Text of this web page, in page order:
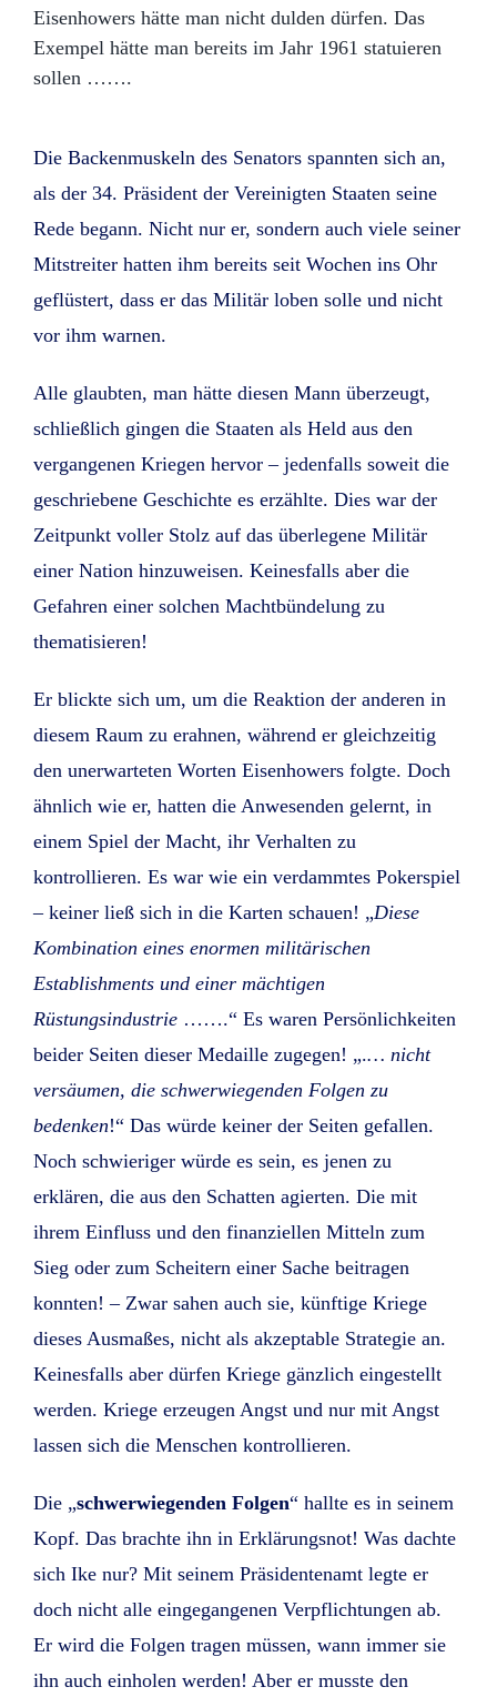
Eisenhowers hätte man nicht dulden dürfen. Das
Exempel hätte man bereits im Jahr 1961 statuieren
sollen …….
Die Backenmuskeln des Senators spannten sich an,
als der 34. Präsident der Vereinigten Staaten seine
Rede begann. Nicht nur er, sondern auch viele seiner
Mitstreiter hatten ihm bereits seit Wochen ins Ohr
geflüstert, dass er das Militär loben solle und nicht
vor ihm warnen.
Alle glaubten, man hätte diesen Mann überzeugt,
schließlich gingen die Staaten als Held aus den
vergangenen Kriegen hervor – jedenfalls soweit die
geschriebene Geschichte es erzählte. Dies war der
Zeitpunkt voller Stolz auf das überlegene Militär
einer Nation hinzuweisen. Keinesfalls aber die
Gefahren einer solchen Machtbündelung zu
thematisieren!
Er blickte sich um, um die Reaktion der anderen in
diesem Raum zu erahnen, während er gleichzeitig
den unerwarteten Worten Eisenhowers folgte. Doch
ähnlich wie er, hatten die Anwesenden gelernt, in
einem Spiel der Macht, ihr Verhalten zu
kontrollieren. Es war wie ein verdammtes Pokerspiel
– keiner ließ sich in die Karten schauen! „Diese
Kombination eines enormen militärischen
Establishments und einer mächtigen
Rüstungsindustrie…….“ Es waren Persönlichkeiten
beider Seiten dieser Medaille zugegen! „.… nicht
versäumen, die schwerwiegenden Folgen zu
bedenken!“ Das würde keiner der Seiten gefallen.
Noch schwieriger würde es sein, es jenen zu
erklären, die aus den Schatten agierten. Die mit
ihrem Einfluss und den finanziellen Mitteln zum
Sieg oder zum Scheitern einer Sache beitragen
konnten! – Zwar sahen auch sie, künftige Kriege
dieses Ausmaßes, nicht als akzeptable Strategie an.
Keinesfalls aber dürfen Kriege gänzlich eingestellt
werden. Kriege erzeugen Angst und nur mit Angst
lassen sich die Menschen kontrollieren.
Die „schwerwiegenden Folgen“ hallte es in seinem
Kopf. Das brachte ihn in Erklärungsnot! Was dachte
sich Ike nur? Mit seinem Präsidentenamt legte er
doch nicht alle eingegangenen Verpflichtungen ab.
Er wird die Folgen tragen müssen, wann immer sie
ihn auch einholen werden! Aber er musste den